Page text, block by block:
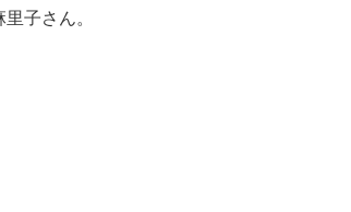
子さん。